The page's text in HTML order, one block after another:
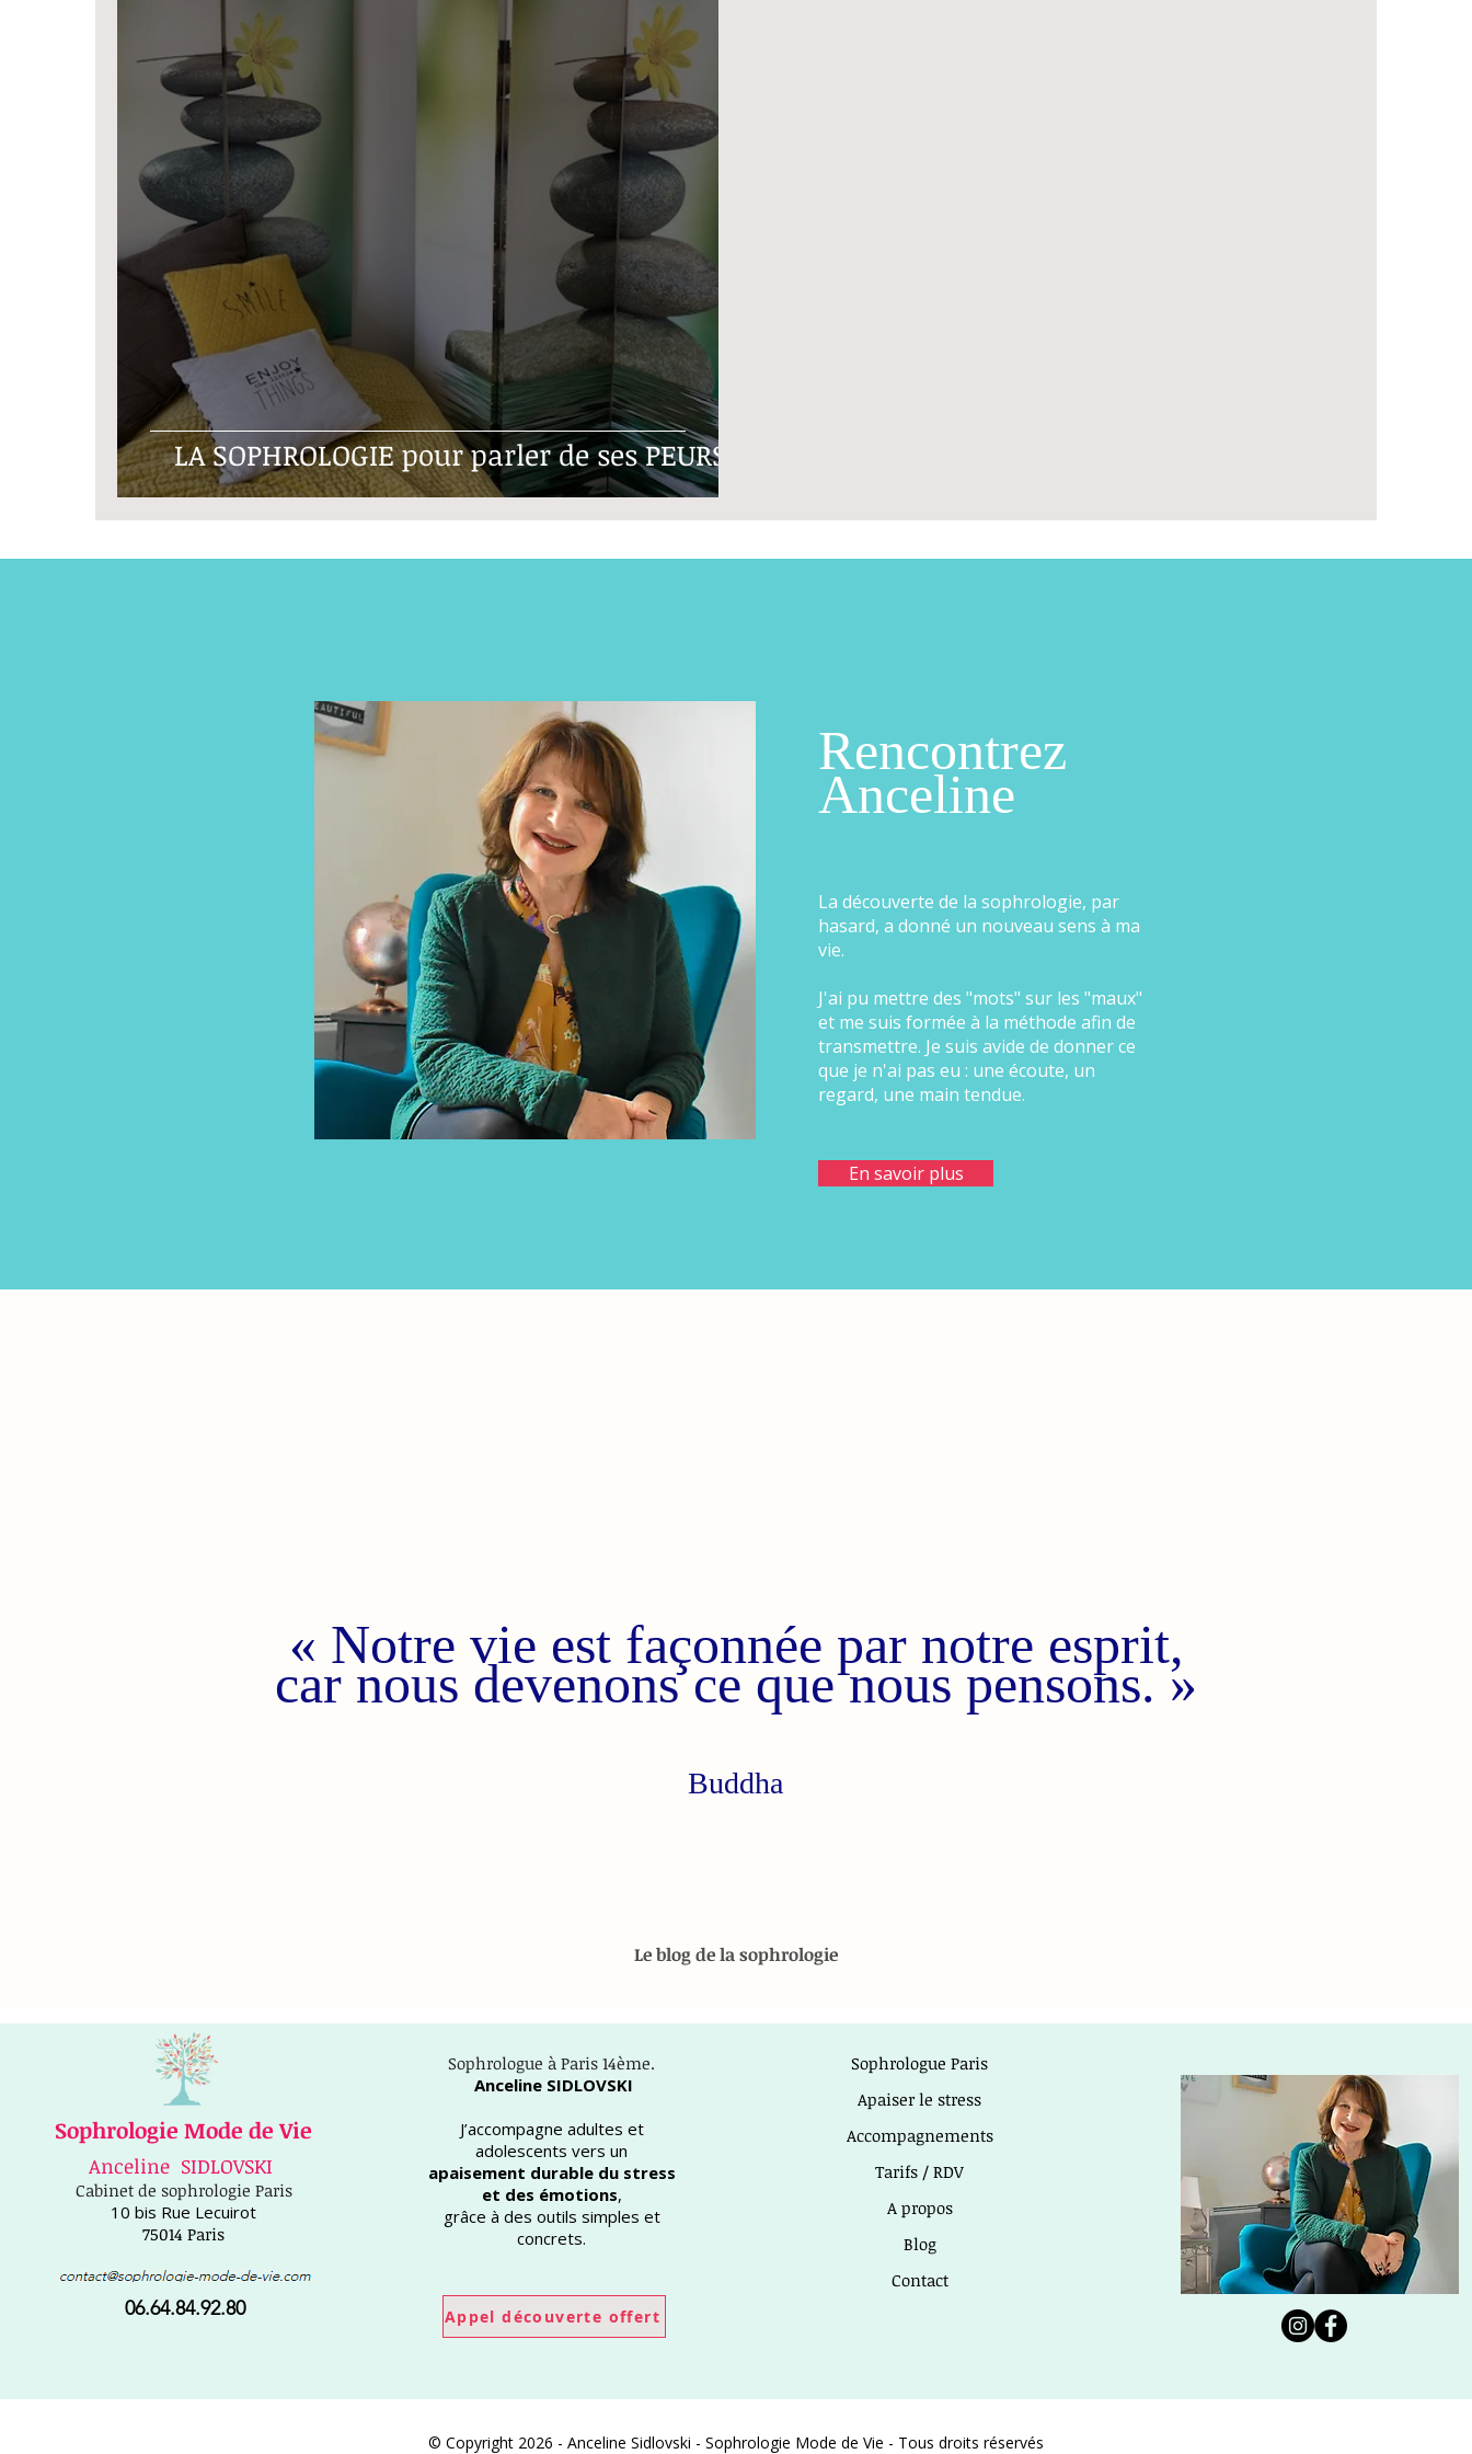
LA SOPHROLOGIE pour parler de ses PEURS
Rencontrez
Anceline
La découverte de la sophrologie, par
hasard, a donné un nouveau sens à ma
vie.
J'ai pu mettre des "mots" sur les "maux"
et me suis formée à la méthode afin de
transmettre. Je suis avide de donner ce
que je n'ai pas eu : une écoute, un
regard, une main tendue.
En savoir plus
« Notre vie est façonnée par notre esprit,
car nous devenons ce que nous pensons. »
Buddha
Le blog de la sophrologie
Sophrologie Mode de Vie
Anceline SIDLOVSKI
Cabinet de sophrologie Paris
10 bis Rue Lecuirot
75014 Paris
06.64.84.92.80
Sophrologue à Paris 14ème.
Anceline SIDLOVSKI
J’accompagne adultes et
adolescents vers un
apaisement durable du stress
et des émotions,
grâce à des outils simples et
concrets.
Appel découverte offert
Sophrologue Paris
Apaiser le stress
Accompagnements
Tarifs / RDV
A propos
Blog
Contact
© Copyright 2026 - Anceline Sidlovski - Sophrologie Mode de Vie - Tous droits réservés